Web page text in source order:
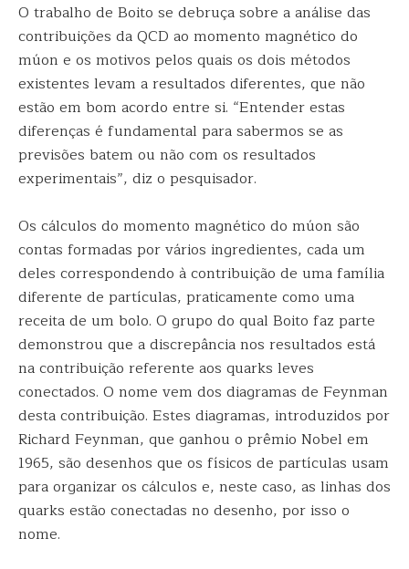
O trabalho de Boito se debruça sobre a análise das
contribuições da QCD ao momento magnético do
múon e os motivos pelos quais os dois métodos
existentes levam a resultados diferentes, que não
estão em bom acordo entre si. “Entender estas
diferenças é fundamental para sabermos se as
previsões batem ou não com os resultados
experimentais”, diz o pesquisador.
Os cálculos do momento magnético do múon são
contas formadas por vários ingredientes, cada um
deles correspondendo à contribuição de uma família
diferente de partículas, praticamente como uma
receita de um bolo. O grupo do qual Boito faz parte
demonstrou que a discrepância nos resultados está
na contribuição referente aos quarks leves
conectados. O nome vem dos diagramas de Feynman
desta contribuição. Estes diagramas, introduzidos por
Richard Feynman, que ganhou o prêmio Nobel em
1965, são desenhos que os físicos de partículas usam
para organizar os cálculos e, neste caso, as linhas dos
quarks estão conectadas no desenho, por isso o
nome.